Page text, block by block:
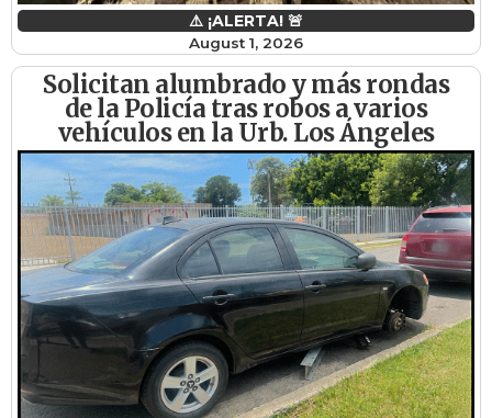
⚠️ ¡ALERTA! 🚨
August 1, 2026
Solicitan alumbrado y más rondas
de la Policía tras robos a varios
vehículos en la Urb. Los Ángeles